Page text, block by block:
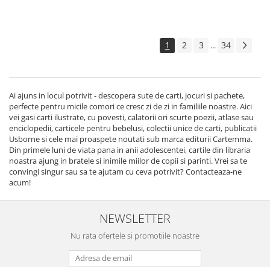
1 2 3 ... 34
Ai ajuns in locul potrivit - descopera sute de carti, jocuri si pachete,
perfecte pentru micile comori ce cresc zi de zi in familiile noastre. Aici
vei gasi carti ilustrate, cu povesti, calatorii ori scurte poezii, atlase sau
enciclopedii, carticele pentru bebelusi, colectii unice de carti, publicatii
Usborne si cele mai proaspete noutati sub marca editurii Cartemma.
Din primele luni de viata pana in anii adolescentei, cartile din libraria
noastra ajung in bratele si inimile miilor de copii si parinti. Vrei sa te
convingi singur sau sa te ajutam cu ceva potrivit? Contacteaza-ne
acum!
NEWSLETTER
Nu rata ofertele si promotiile noastre